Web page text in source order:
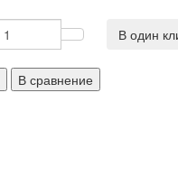
В один
В сравнение